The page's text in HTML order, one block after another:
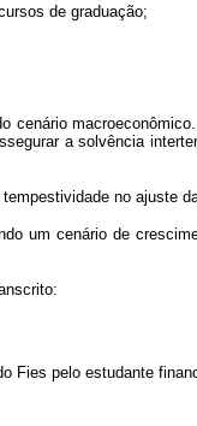
de graduação;
cenário
a solvência
no ajuste
um cenário de
Fies pelo estudante